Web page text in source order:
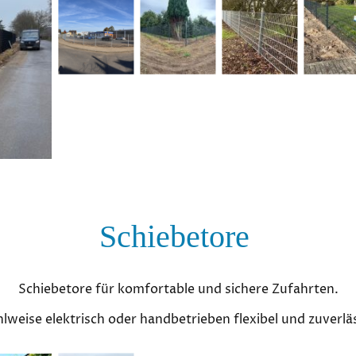
Schiebetore
Schiebetore für komfortable und sichere Zufahrten.
elektrisch oder handbetrieben flexibel und